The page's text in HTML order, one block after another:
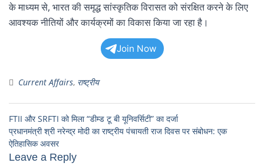
के माध्यम से, भारत की समृद्ध सांस्कृतिक विरासत को संरक्षित करने के लिए
आवश्यक नीतियों और कार्यक्रमों का विकास किया जा रहा है।
Join Now
Current Affairs, राष्ट्रीय
FTII और SRFTI को मिला “डीम्ड टू बी यूनिवर्सिटी” का दर्जा
प्रधानमंत्री श्री नरेन्द्र मोदी का राष्ट्रीय पंचायती राज दिवस पर संबोधन: एक
ऐतिहासिक अवसर
Leave a Reply